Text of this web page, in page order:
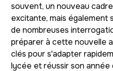
souvent, un nouveau
excitante, mais également
de nombreuses
préparer à cette nouvelle
clés pour s'adapter
lycée et réussir son année